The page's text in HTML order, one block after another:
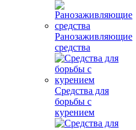
Ранозаживляющие
средства
Средства для
борьбы с
курением